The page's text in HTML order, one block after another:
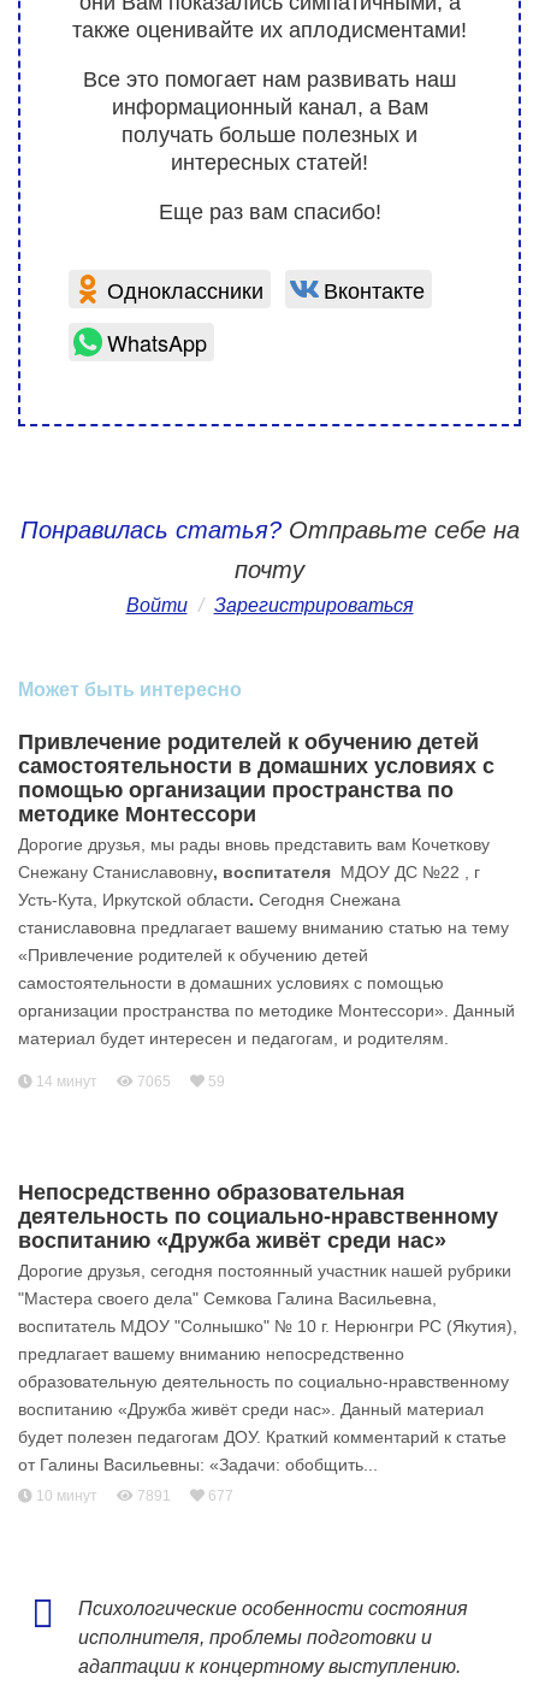
также оценивайте их аплодисментами!
Все это помогает нам развивать наш
информационный канал, а Вам
получать больше полезных и
интересных статей!
Еще раз вам спасибо!
Одноклассники
Вконтакте
WhatsApp
Понравилась статья?Отправьте себе на
почту
Войти / Зарегистрироваться
Может быть интересно
Привлечение родителей к обучению детей
самостоятельности в домашних условиях с
помощью организации пространства по
методике Монтессори
Дорогие друзья, мы рады вновь представить вам Кочеткову
Снежану Станиславовну, воспитателя МДОУ ДС №22 , г
Усть-Кута, Иркутской области. Сегодня Снежана
станиславовна предлагает вашему вниманию статью на тему
«Привлечение родителей к обучению детей
самостоятельности в домашних условиях с помощью
организации пространства по методике Монтессори». Данный
материал будет интересен и педагогам, и родителям.
14 минут 7065 59
Непосредственно образовательная
деятельность по социально-нравственному
воспитанию «Дружба живёт среди нас»
Дорогие друзья, сегодня постоянный участник нашей рубрики
"Мастера своего дела" Семкова Галина Васильевна,
воспитатель МДОУ "Солнышко" № 10 г. Нерюнгри РС (Якутия),
предлагает вашему вниманию непосредственно
образовательную деятельность по социально-нравственному
воспитанию «Дружба живёт среди нас». Данный материал
будет полезен педагогам ДОУ. Краткий комментарий к статье
от Галины Васильевны: «Задачи: обобщить...
10 минут 7891 677
Психологические особенности состояния
исполнителя, проблемы подготовки и
адаптации к концертному выступлению.